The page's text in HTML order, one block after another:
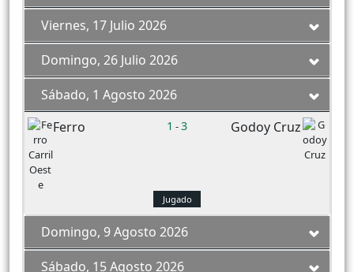
Viernes, 17 Julio 2026
Domingo, 26 Julio 2026
Sábado, 1 Agosto 2026
Ferro
1 -3 Godoy Cruz
Jugado
Domingo, 9 Agosto 2026
Sábado, 15 Agosto 2026